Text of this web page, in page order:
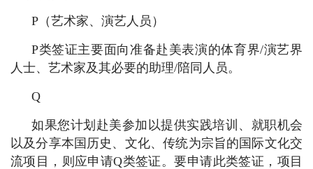
P（艺术家、演艺人员）
P类签证主要面向准备赴美表演的体育界/演艺界
人士、艺术家及其必要的助理/陪同人员。
Q
如果您计划赴美参加以提供实践培训、就职机会
以及分享本国历史、文化、传统为宗旨的国际文化交
流项目，则应申请Q类签证。要申请此类签证，项目